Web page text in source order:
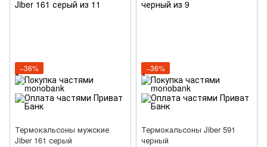
−36%
Термокальсоны мужские
Jiber 161 серый
−36%
Термокальсоны Jiber 591
черный